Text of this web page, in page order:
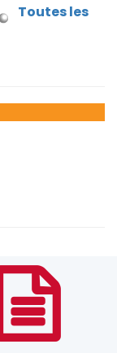
Toutes les